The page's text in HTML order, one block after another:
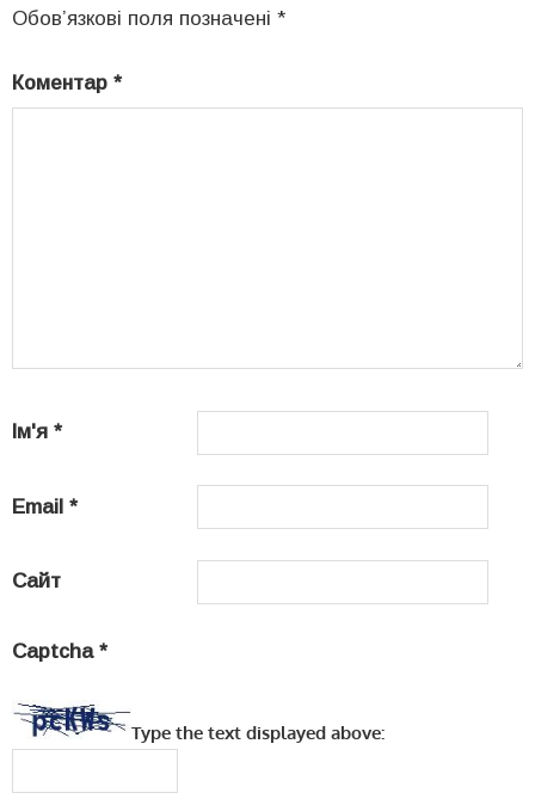
Обов’язкові поля позначені *
Коментар *
Ім'я *
Email *
Сайт
Captcha *
Type the text displayed above: